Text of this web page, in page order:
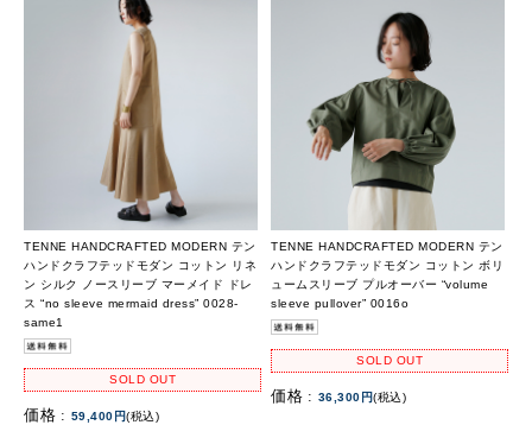
TENNE HANDCRAFTED MODERN テン
ハンドクラフテッドモダン コットン リネ
ン シルク ノースリーブ マーメイド ドレ
ス “no sleeve mermaid dress” 0028-
same1
SOLD OUT
価格 : 59,400円(税込)
TENNE HANDCRAFTED MODERN テン
ハンドクラフテッドモダン コットン ボリ
ュームスリーブ プルオーバー “volume
sleeve pullover” 0016o
SOLD OUT
価格 : 36,300円(税込)